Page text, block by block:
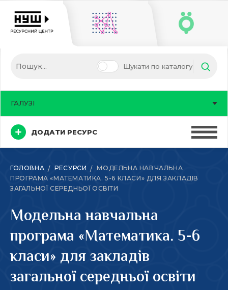
Шукати по каталогу
ДОДАТИ РЕСУРС
ГАЛУЗІ
ГОЛОВНА РЕСУРСИ
МОДЕЛЬНА НАВЧАЛЬНА
ПРОГРАМА «МАТЕМАТИКА. 5-6 КЛАСИ» ДЛЯ ЗАКЛАДІВ
ЗАГАЛЬНОЇ СЕРЕДНЬОЇ ОСВІТИ
Модельна навчальна
програма «Математика. 5-6
класи» для закладів
загальної середньої освіти